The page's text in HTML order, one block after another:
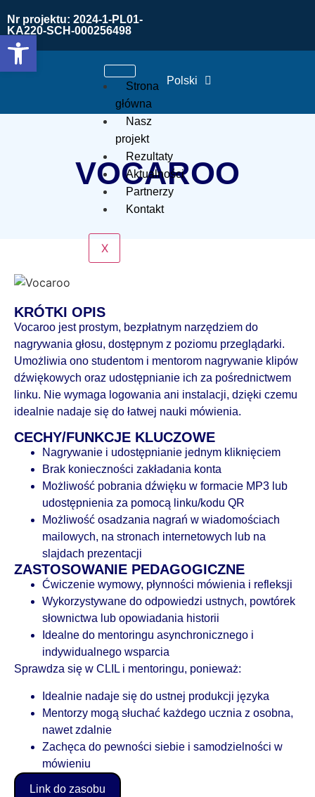
Nr projektu: 2024-1-PL01-
KA220-SCH-000256498
Strona
główna
Nasz
projekt
Rezultaty
Aktualności
Partnerzy
Kontakt
X
Polski
VOCAROO
KRÓTKI OPIS
Vocaroo jest prostym, bezpłatnym narzędziem do
nagrywania głosu, dostępnym z poziomu przeglądarki.
Umożliwia ono studentom i mentorom nagrywanie klipów
dźwiękowych oraz udostępnianie ich za pośrednictwem
linku. Nie wymaga logowania ani instalacji, dzięki czemu
idealnie nadaje się do łatwej nauki mówienia.
CECHY/FUNKCJE KLUCZOWE
Nagrywanie i udostępnianie jednym kliknięciem
Brak konieczności zakładania konta
Możliwość pobrania dźwięku w formacie MP3 lub
udostępnienia za pomocą linku/kodu QR
Możliwość osadzania nagrań w wiadomościach
mailowych, na stronach internetowych lub na
slajdach prezentacji
ZASTOSOWANIE PEDAGOGICZNE
Ćwiczenie wymowy, płynności mówienia i refleksji
Wykorzystywane do odpowiedzi ustnych, powtórek
słownictwa lub opowiadania historii
Idealne do mentoringu asynchronicznego i
indywidualnego wsparcia
Sprawdza się w CLIL i mentoringu, ponieważ:
Idealnie nadaje się do ustnej produkcji języka
Mentorzy mogą słuchać każdego ucznia z osobna,
nawet zdalnie
Zachęca do pewności siebie i samodzielności w
mówieniu
Link do zasobu
Otwórz pasek narzędzi